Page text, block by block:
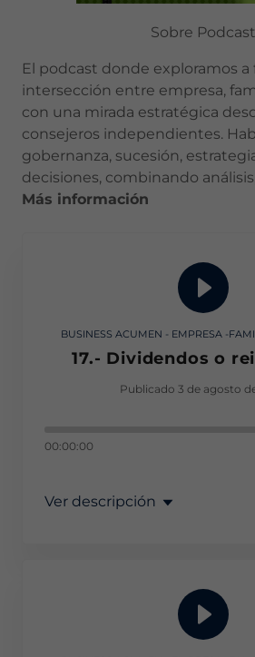
Sobre Podcast
El podcast donde exploramos a
intersección entre empresa,
con una mirada estratégica
consejeros independientes.
gobernanza, sucesión,
decisiones, combinando
Más información
BUSINESS ACUMEN - EMPRESA -
17.- Dividendos o
Publicado 3 de agosto
00:00:00
Ver descripción